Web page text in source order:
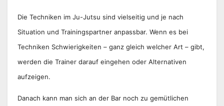
Die Techniken im Ju-Jutsu sind vielseitig und je nach
Situation und Trainingspartner anpassbar. Wenn es bei
Techniken Schwierigkeiten – ganz gleich welcher Art – gibt,
werden die Trainer darauf eingehen oder Alternativen
aufzeigen.
Danach kann man sich an der Bar noch zu gemütlichen